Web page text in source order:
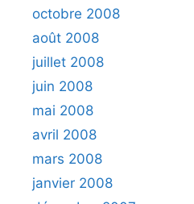
octobre 2008
août 2008
juillet 2008
juin 2008
mai 2008
avril 2008
mars 2008
janvier 2008